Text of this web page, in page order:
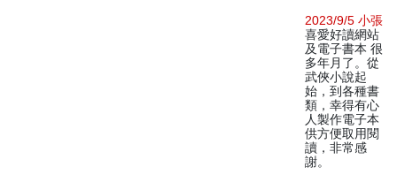
2023/9/5 小張
喜愛好讀網站
及電子書本 很
多年月了。從
武俠小說起
始，到各種書
類，幸得有心
人製作電子本
供方便取用閱
讀，非常感
謝。